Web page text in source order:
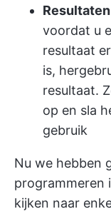
voordat u
resultaat
is,
resultaat.
op en sla
gebruik
Nu we hebben
programmeren
kijken naar